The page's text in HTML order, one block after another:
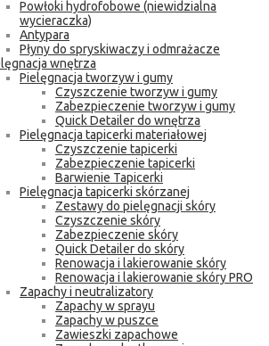
Powłoki hydrofobowe (niewidzialna
wycieraczka)
Antypara
Płyny do spryskiwaczy i odmrażacze
wnętrza
Pielęgnacja tworzyw i gumy
Czyszczenie tworzyw i gumy
Zabezpieczenie tworzyw i gumy
Quick Detailer do wnętrza
Pielęgnacja tapicerki materiałowej
Czyszczenie tapicerki
Zabezpieczenie tapicerki
Barwienie Tapicerki
Pielęgnacja tapicerki skórzanej
Zestawy do pielęgnacji skóry
Czyszczenie skóry
Zabezpieczenie skóry
Quick Detailer do skóry
Renowacja i lakierowanie skóry
Renowacja i lakierowanie skóry PRO
Zapachy i neutralizatory
Zapachy w sprayu
Zapachy w puszce
Zawieszki zapachowe